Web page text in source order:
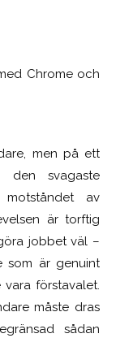
Chrome och
men på ett
svagaste
av
är torftig
jobbet väl –
som är genuint
förstavalet.
måste dras
sådan